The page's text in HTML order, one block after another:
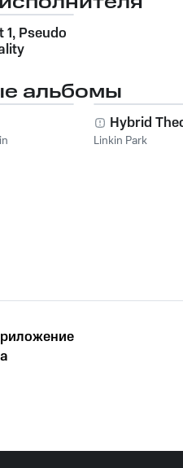
1, Pseudo
альбомы
Hybrid
Linkin Park